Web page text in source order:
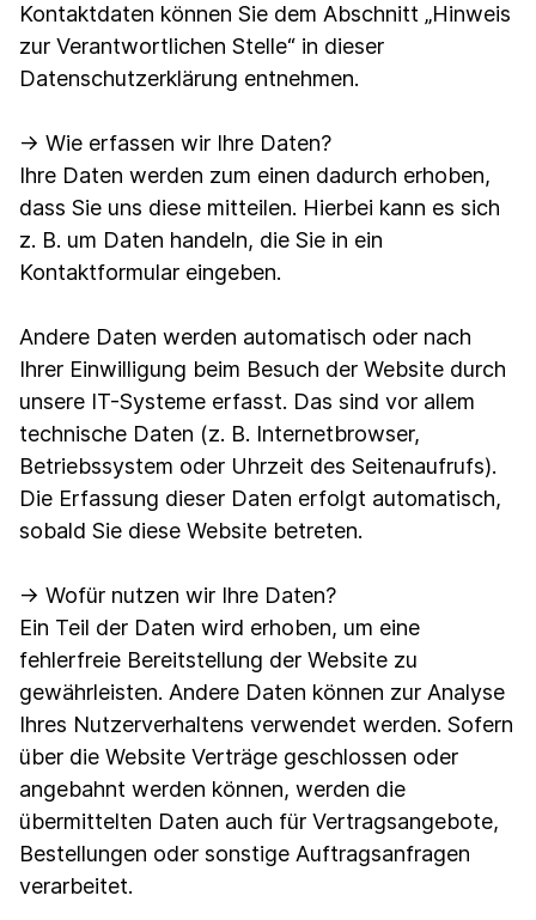
Kontaktdaten können Sie dem Abschnitt „Hinweis
zur Verantwortlichen Stelle“ in dieser
Datenschutzerklärung entnehmen.
→ Wie erfassen wir Ihre Daten?
Ihre Daten werden zum einen dadurch erhoben,
dass Sie uns diese mitteilen. Hierbei kann es sich
z. B. um Daten handeln, die Sie in ein
Kontaktformular eingeben.
Andere Daten werden automatisch oder nach
Ihrer Einwilligung beim Besuch der Website durch
unsere IT-Systeme erfasst. Das sind vor allem
technische Daten (z. B. Internetbrowser,
Betriebssystem oder Uhrzeit des Seitenaufrufs).
Die Erfassung dieser Daten erfolgt automatisch,
sobald Sie diese Website betreten.
→ Wofür nutzen wir Ihre Daten?
Ein Teil der Daten wird erhoben, um eine
fehlerfreie Bereitstellung der Website zu
gewährleisten. Andere Daten können zur Analyse
Ihres Nutzerverhaltens verwendet werden. Sofern
über die Website Verträge geschlossen oder
angebahnt werden können, werden die
übermittelten Daten auch für Vertragsangebote,
Bestellungen oder sonstige Auftragsanfragen
verarbeitet.